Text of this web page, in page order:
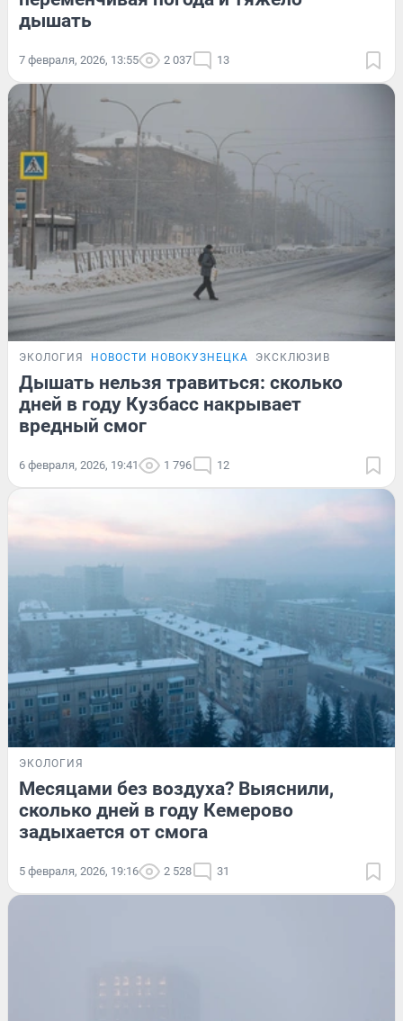
дышать
7 февраля, 2026, 13:55 2 037 13
ЭКОЛОГИЯ НОВОСТИ НОВОКУЗНЕЦКА ЭКСКЛЮЗИВ
Дышать нельзя травиться: сколько
дней в году Кузбасс накрывает
вредный смог
6 февраля, 2026, 19:41 1 796 12
ЭКОЛОГИЯ
Месяцами без воздуха? Выяснили,
сколько дней в году Кемерово
задыхается от смога
5 февраля, 2026, 19:16 2 528 31